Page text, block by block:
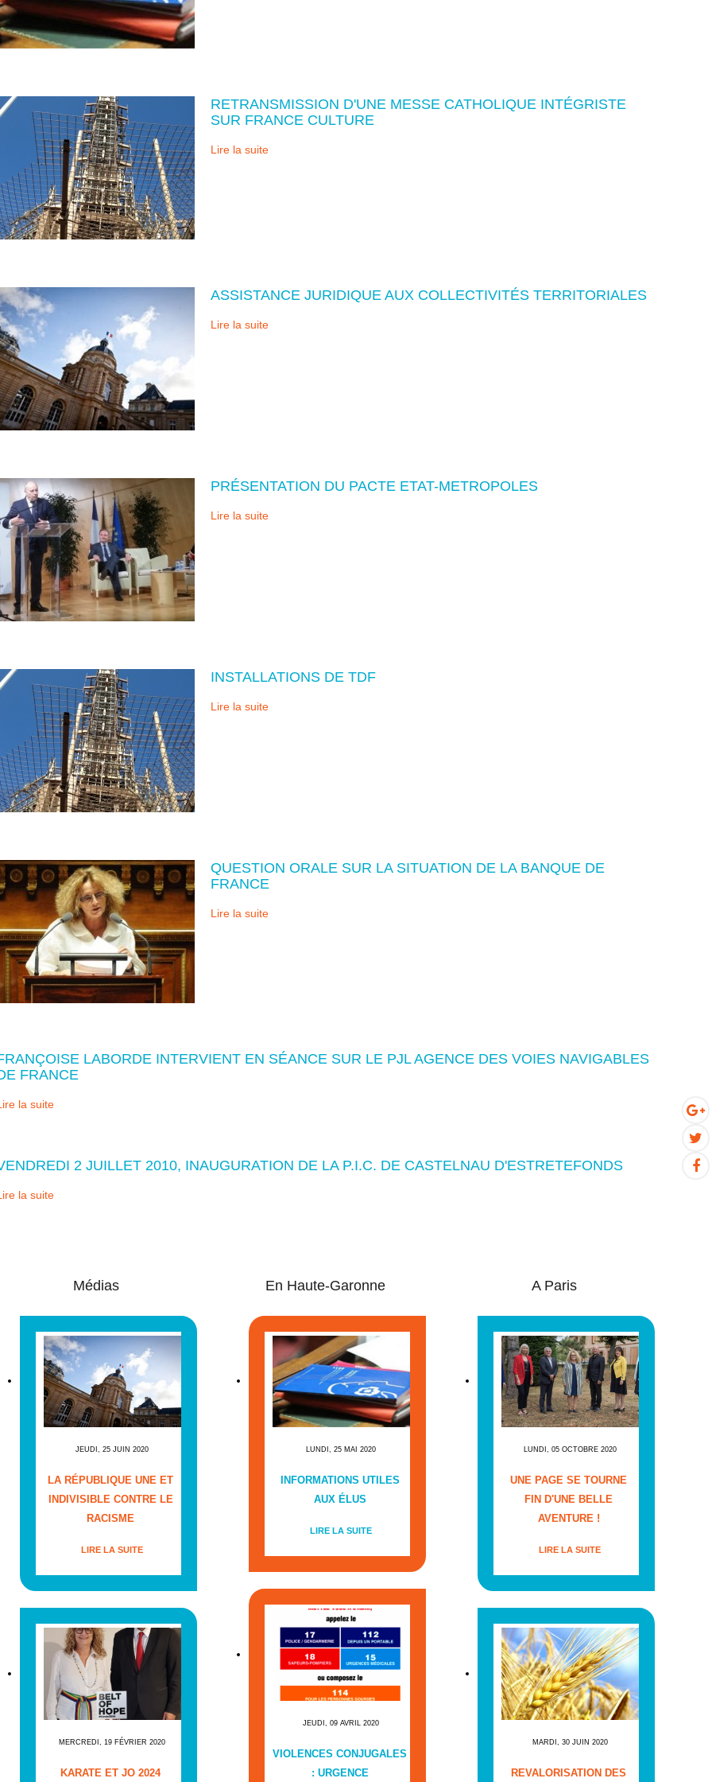
RETRANSMISSION D'UNE MESSE CATHOLIQUE INTÉGRISTE
SUR FRANCE CULTURE
Lire la suite
ASSISTANCE JURIDIQUE AUX COLLECTIVITÉS TERRITORIALES
Lire la suite
PRÉSENTATION DU PACTE ETAT-METROPOLES
Lire la suite
INSTALLATIONS DE TDF
Lire la suite
QUESTION ORALE SUR LA SITUATION DE LA BANQUE DE
FRANCE
Lire la suite
LABORDE INTERVIENT EN SÉANCE SUR LE PJL AGENCE DES VOIES NAVIGABLES
FRANCE
la suite
2 JUILLET 2010, INAUGURATION DE LA P.I.C. DE CASTELNAU D'ESTRETEFONDS
la suite
Médias
JEUDI, 25 JUIN 2020
LA RÉPUBLIQUE UNE ET
INDIVISIBLE CONTRE LE
RACISME
LIRE LA SUITE
MERCREDI, 19 FÉVRIER 2020
KARATE ET JO 2024
En Haute-Garonne
LUNDI, 25 MAI 2020
INFORMATIONS UTILES
AUX ÉLUS
LIRE LA SUITE
JEUDI, 09 AVRIL 2020
VIOLENCES CONJUGALES
: URGENCE
A Paris
LUNDI, 05 OCTOBRE 2020
UNE PAGE SE TOURNE
FIN D'UNE BELLE
AVENTURE !
LIRE LA SUITE
MARDI, 30 JUIN 2020
REVALORISATION DES